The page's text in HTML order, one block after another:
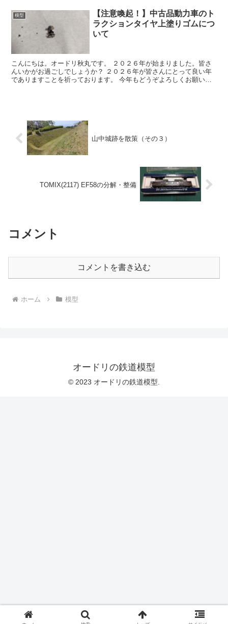
模型
【注意喚起！】中古品動力車のト
ラクションタイヤ上塗りゴムにつ
いて
こんにちは。オードリ秋丸です。 ２０２６年が始まりました。皆さ
んいかがお過ごしでしょうか？ ２０２６年が皆さんにとって良い年
でありますことを祈っております。 今年もどうぞよろしくお願いし
山中城跡を散策（その３）
TOMIX(2117) EF58の分解・整備
コメント
コメントを書き込む
ホーム 模型
オードリの鉄道模型
© 2023 オードリの鉄道模型.